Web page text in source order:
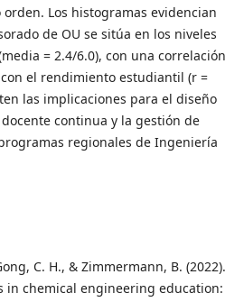
Los histogramas evidencian
de OU se sitúa en los niveles
= 2.4/6.0), con una correlación
el rendimiento estudiantil (r =
las implicaciones para el diseño
continua y la gestión de
regionales de Ingeniería
C. H., & Zimmermann, B. (2022).
in chemical engineering education: